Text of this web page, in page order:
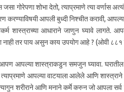
गोरेपणा शोभा देतो, त्याप्रमाणे त्या वर्णास
करण्याविषयी आपली बुध्दी निश्चीत करावी,
शास्त्राच्या आधाराने जाणुन घ्यावे लागते.
नाही तर पाय असुन काय उपयोग आहे ? (ओवी
आपल्या शास्त्राकडुन समजुन घ्यावा. घरातील
त्याप्रमाणे आपल्या वाटयाला आलेले आणि
शरीराने आणि मनाने कर्मे करुन जो आपला सर्व